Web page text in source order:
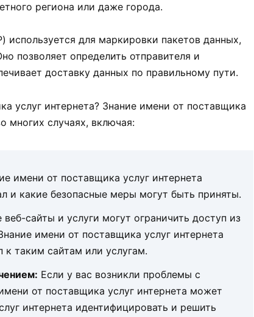
региона или даже города.
используется для маркировки пакетов данных,
позволяет определить отправителя и
доставку данных по правильному пути.
услуг интернета? Знание имени от поставщика
многих случаях, включая:
имени от поставщика услуг интернета
и какие безопасные меры могут быть приняты.
сайты и услуги могут ограничить доступ из
имени от поставщика услуг интернета
к таким сайтам или услугам.
Если у вас возникли проблемы с
от поставщика услуг интернета может
интернета идентифицировать и решить